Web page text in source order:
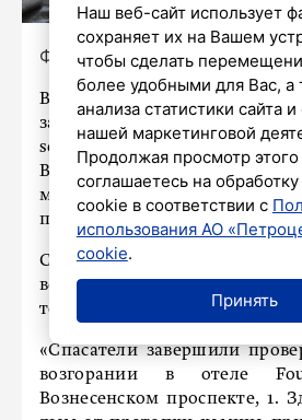
Фото: пресс-служба ГУ МЧС
Вечером в среду в
заметили возгорание в
seasons. Они сообщили о
Вознесенском проспекте,
место выехали пожарные
пресс-службе ГУ МЧС по
Сотрудники МЧС
возгорания в нем не было.
тоже можно понять: из отеля
«Спасатели завершили
возгорании в отеле
Вознесенском проспекте, 1.
Наш веб-сайт использует
сохраняет их на Вашем
чтобы сделать
более удобными для Вас, а
анализа статистики сайта
нашей маркетинговой
Продолжая просмотр этого
соглашаетесь на
cookie в соответствии с
использования АО
cookie.
Принять